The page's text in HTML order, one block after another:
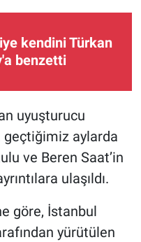
kendini Türkan
benzetti
uyuşturucu
geçtiğimiz aylarda
ve Beren Saat’in
ulaşıldı.
göre, İstanbul
yürütülen